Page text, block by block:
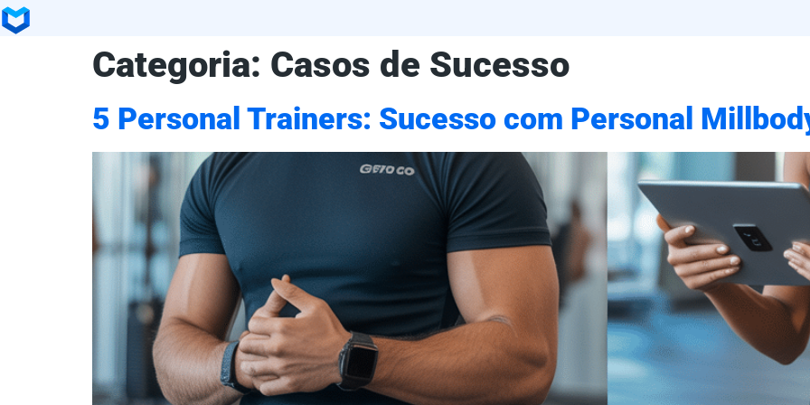
Categoria: Casos de Sucesso
5 Personal Trainers: Sucesso com Personal